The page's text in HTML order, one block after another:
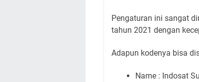
Pengaturan ini sangat
tahun 2021 dengan
Adapun kodenya bisa
Name : Indosat